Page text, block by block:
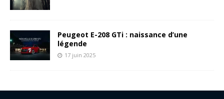
Peugeot E-208 GTi : naissance d’une
légende
17 juin 2025